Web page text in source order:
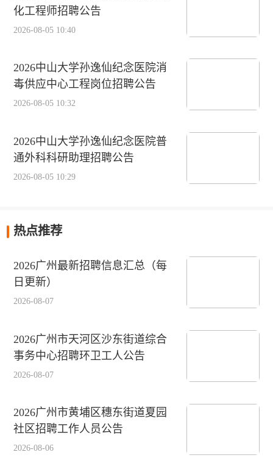
化工程师招聘公告
2026-08-05 10:40
2026中山大学孙逸仙纪念医院消
毒供应中心工程岗位招聘公告
2026-08-05 10:32
2026中山大学孙逸仙纪念医院普
通外科科研助理招聘公告
2026-08-05 10:29
热点推荐
2026广州最新招聘信息汇总（每
日更新）
2026-08-07
2026广州市天河区沙东街道综合
事务中心招聘环卫工人公告
2026-08-07
2026广州市黄埔区穗东街道夏园
社区招聘工作人员公告
2026-08-06